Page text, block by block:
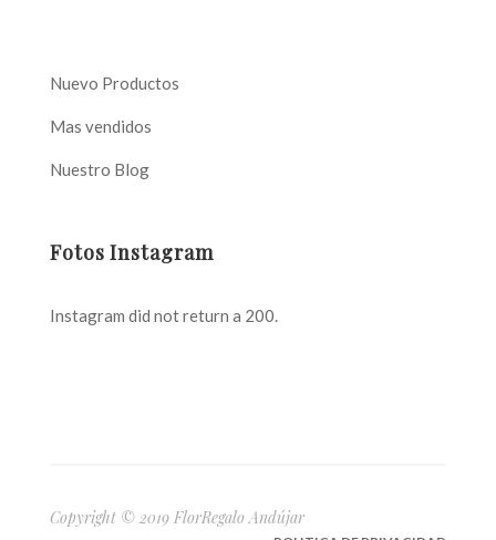
Nuevo Productos
Mas vendidos
Nuestro Blog
Fotos Instagram
Instagram did not return a 200.
Copyright © 2019 FlorRegalo Andújar